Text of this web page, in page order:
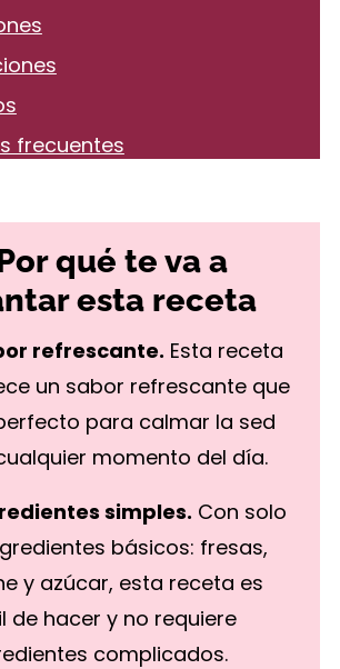
frecuentes
Batido de Fresa Casero
qué te va a
esta receta
refrescante. Esta receta
un sabor refrescante que
para calmar la sed
momento del día.
simples. Con solo
básicos: fresas,
y azúcar, esta receta es
de hacer y no requiere
complicados.